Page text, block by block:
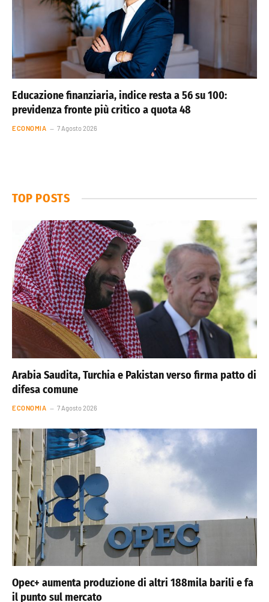
Educazione finanziaria, indice resta a 56 su 100:
previdenza fronte più critico a quota 48
ECONOMIA 7 Agosto 2026
TOP POSTS
Arabia Saudita, Turchia e Pakistan verso firma patto di
difesa comune
ECONOMIA 7 Agosto 2026
Opec+ aumenta produzione di altri 188mila barili e fa
il punto sul mercato